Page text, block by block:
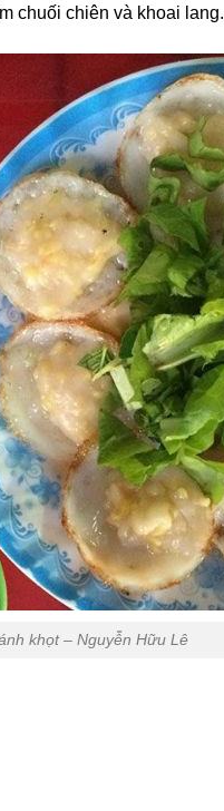
chuối chiên và khoai lang.
khọt – Nguyễn Hữu Lê